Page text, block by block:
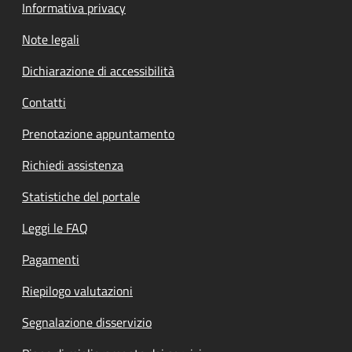
Informativa privacy
Note legali
Dichiarazione di accessibilità
Contatti
Prenotazione appuntamento
Richiedi assistenza
Statistiche del portale
Leggi le FAQ
Pagamenti
Riepilogo valutazioni
Segnalazione disservizio